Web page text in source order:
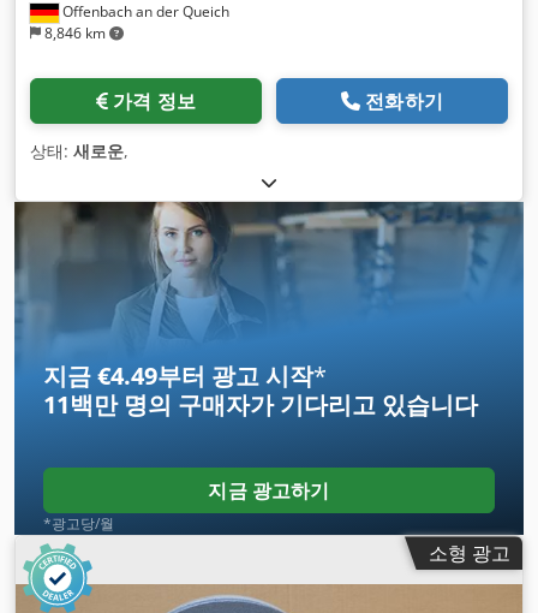
Offenbach an der Queich
8,846 km
가격 정보 전화하기
상태: 새로운,
지금 €4.49부터 광고 시작*
11백만 명의 구매자가 기다리고 있습니다
지금 광고하기
*광고당/월
소형 광고